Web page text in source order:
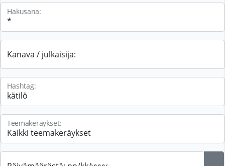
Hakusana:
Kanava / julkaisija:
Hashtag:
Teemakeräykset: